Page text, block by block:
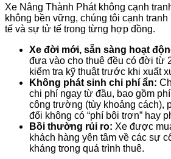
Xe Nâng Thành Phát không cạnh
không bền vững, chúng tôi cạnh
tế và sự tử tế trong từng hợp đồng.
Xe đời mới, sẵn sàng hoạt
đưa vào cho thuê đều có đời từ
kiểm tra kỹ thuật trước khi xuất
Không phát sinh chi phí ẩn:
chi phí ngay từ đầu, bao gồm
công trường (tùy khoảng cách),
đối không có “phí bôi trơn” hay
Bồi thường rủi ro: Xe được
khách hàng yên tâm về các sự
kháng trong quá trình thuê.